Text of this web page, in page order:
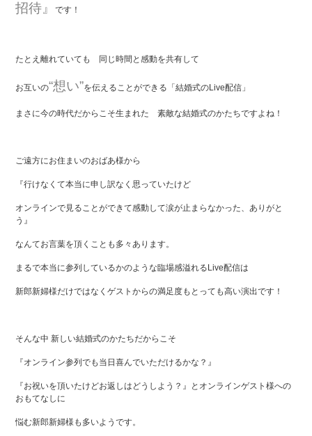
招待』です！
たとえ離れていても 同じ時間と感動を共有して
お互いの“想い”を伝えることができる「結婚式のLive配信」
まさに今の時代だからこそ生まれた 素敵な結婚式のかたちですよね！
ご遠方にお住まいのおばあ様から
『行けなくて本当に申し訳なく思っていたけど
オンラインで見ることができて感動して涙が止まらなかった、ありがと
う』
なんてお言葉を頂くことも多々あります。
まるで本当に参列しているかのような臨場感溢れるLive配信は
新郎新婦様だけではなくゲストからの満足度もとっても高い演出です！
そんな中 新しい結婚式のかたちだからこそ
『オンライン参列でも当日喜んでいただけるかな？』
『お祝いを頂いたけどお返しはどうしよう？』とオンラインゲスト様への
おもてなしに
悩む新郎新婦様も多いようです。